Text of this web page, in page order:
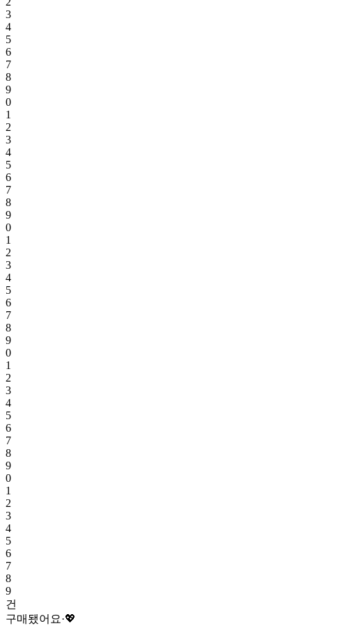
3
4
5
6
7
8
9
0
1
2
3
4
5
6
7
8
9
0
1
2
3
4
5
6
7
8
9
0
1
2
3
4
5
6
7
8
9
0
1
2
3
4
5
6
7
8
9
건
구매됐어요·💖